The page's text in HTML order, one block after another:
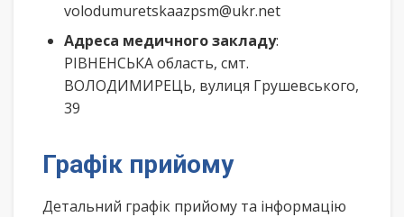
volodumuretskaazpsm@ukr.net
Адреса медичного закладу:
РІВНЕНСЬКА область, смт.
ВОЛОДИМИРЕЦЬ, вулиця Грушевського,
39
Графік прийому
Детальний графік прийому та інформацію